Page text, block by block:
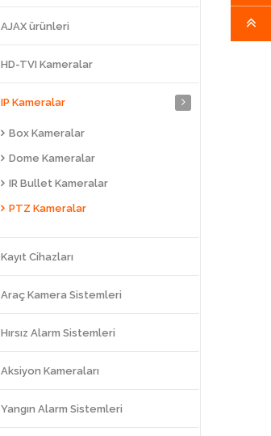
AJAX ürünleri
HD-TVI Kameralar
IP Kameralar
Box Kameralar
Dome Kameralar
IR Bullet Kameralar
PTZ Kameralar
Kayıt Cihazları
Araç Kamera Sistemleri
Hırsız Alarm Sistemleri
Aksiyon Kameraları
Yangın Alarm Sistemleri